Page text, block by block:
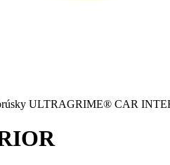
ULTRAGRIME® CAR